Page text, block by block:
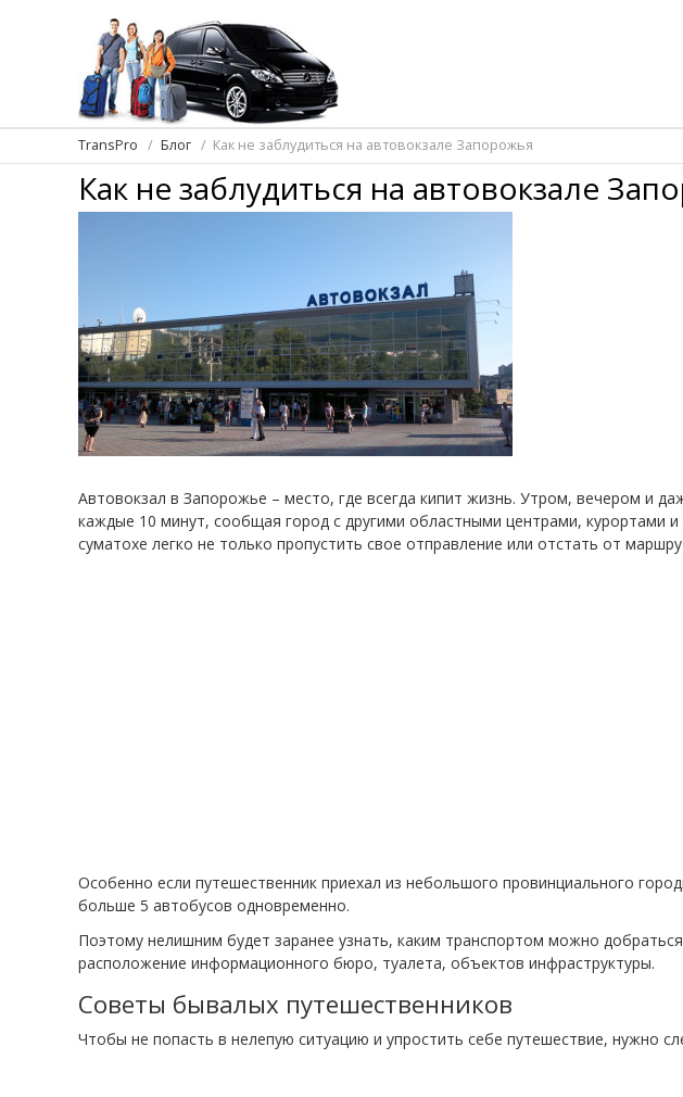
TransPro Блог Как не заблудиться на автовокзале Запорожья
Как не заблудиться на автовокзале
Автовокзал в Запорожье – место, где всегда кипит жизнь. Утром, вечером и
каждые 10 минут, сообщая город с другими областными центрами, курортами
суматохе легко не только пропустить свое отправление или отстать от
Особенно если путешественник приехал из небольшого провинциального
больше 5 автобусов одновременно.
Поэтому нелишним будет заранее узнать, каким транспортом можно
расположение информационного бюро, туалета, объектов инфраструктуры.
Советы бывалых путешественников
Чтобы не попасть в нелепую ситуацию и упростить себе путешествие, нужно